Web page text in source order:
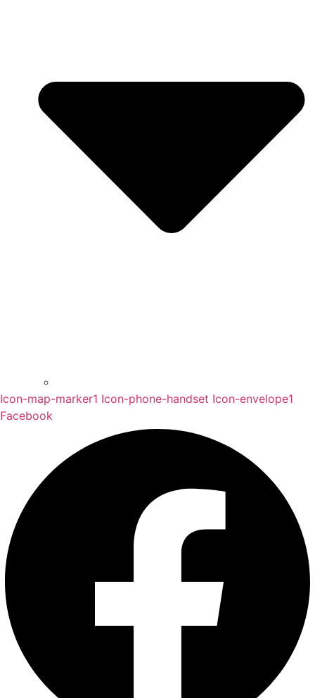
Icon-map-marker1 Icon-phone-handset Icon-envelope1
Facebook